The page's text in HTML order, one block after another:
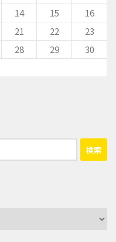
14 15
16
21 22
23
28 29
30